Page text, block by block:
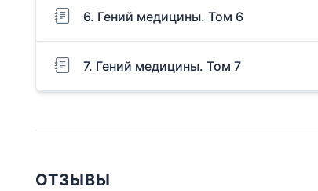
6. Гений медицины. Том 6
7. Гений медицины. Том 7
ОТЗЫВЫ